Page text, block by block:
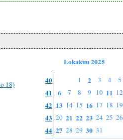
18)
Lokakuu 2025
40
1 2 3 4 5
41 6 7 8 9 10 11 12
42 13 14 15 16 17 18 19
43 20 21 22 23 24 25 26
44 27 28 29 30 31